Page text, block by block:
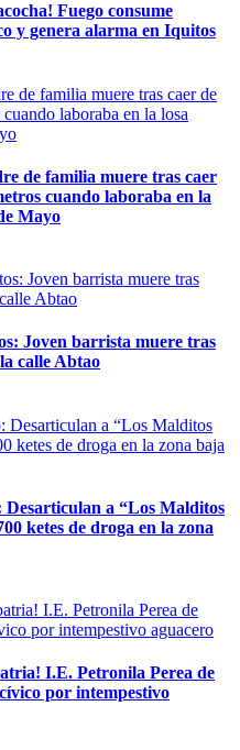
Fuego consume
y genera alarma en Iquitos
de familia muere tras caer
cuando laboraba en la
Mayo
Joven barrista muere tras
calle Abtao
a “Los Malditos
ketes de droga en la zona
I.E. Petronila Perea de
por intempestivo